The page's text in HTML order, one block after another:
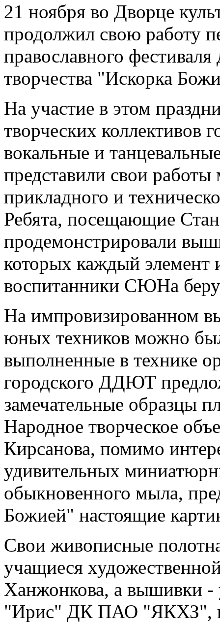
21 ноября во Дворце
продолжил свою работу
православного
творчества "Искорка
На участие в этом
творческих коллективов
вокальные и
представили свои работы
прикладного и
Ребята, посещающие
продемонстрировали
которых каждый элемент
воспитанники СЮНа
На импровизированном
юных техников можно
выполненные в технике
городского ДДЮТ
замечательные образцы
Народное творческое
Кирсанова, помимо
удивительных
обыкновенного мыла,
Божией" настоящие
Свои живописные
учащиеся
Ханжонкова, а вышивки -
"Ирис" ДК ПАО "ЯКХЗ",